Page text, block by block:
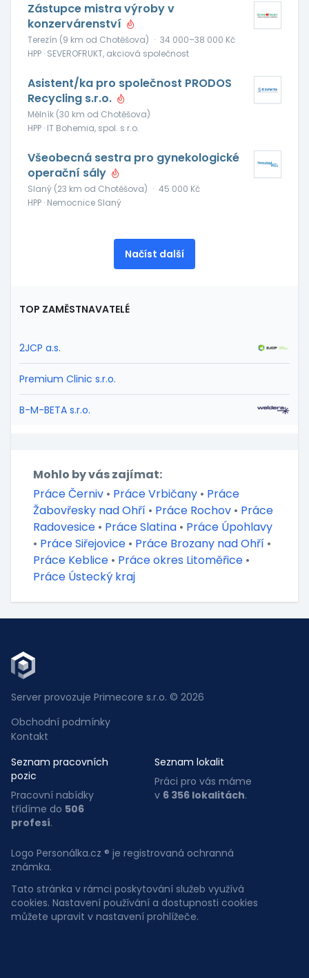
Zástupce mistra výroby v
konzervárenství
Terezín (9 km od Chotěšova) · 34 000–38 000 Kč
HPP · SEVEROFRUKT, akciová společnost
Asistent/ka pro společnost PRODOS
Recycling s.r.o.
Mělník (30 km od Chotěšova)
HPP · IT Bohemia, spol. s r.o.
Všeobecná sestra pro gynekologické
operační sály
Slaný (23 km od Chotěšova) · 45 000 Kč
HPP · Nemocnice Slaný
Načíst další
TOP ZAMĚSTNAVATELÉ
2JCP a.s.
Premium Clinic s.r.o.
B-M-BETA s.r.o.
Mohlo by vás zajímat:
Práce Černiv • Práce Vrbičany • Práce
Žabovřesky nad Ohří • Práce Rochov • Práce
Radovesice • Práce Slatina • Práce Úpohlavy
• Práce Siřejovice • Práce Brozany nad Ohří •
Práce Keblice • Práce okres Litoměřice •
Práce Ústecký kraj
Server provozuje Primecore s.r.o. © 2026
Obchodní podmínky
Kontakt
Seznam pracovních
pozic
Pracovní nabídky
třídíme do 506
profesí.
Seznam lokalit
Práci pro vás máme
v 6 356 lokalitách.
Logo Personálka.cz ® je registrovaná ochranná
známka.
Tato stránka v rámci poskytování služeb využívá
cookies. Nastavení používání a dostupnosti cookies
můžete upravit v nastavení prohlížeče.